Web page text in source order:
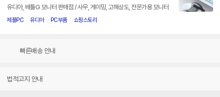
유디아, 배틀G 모니터 판매점 / 사무, 게이밍, 고해상도, 전문가용 모니터
제플PC 유디아 PC부품 쇼핑스토리
빠른배송 안내
법적고지 안내